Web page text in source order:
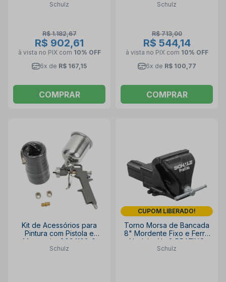
Schulz
R$ 1.182,67
R$ 902,61
à vista no PIX com 10% OFF
6x de R$ 167,15
COMPRAR
Schulz
R$ 713,00
R$ 544,14
à vista no PIX com 10% OFF
6x de R$ 100,77
COMPRAR
Kit de Acessórios para
Pintura com Pistola e
Mangueira 809.1103-0
COMPACT KIT SCHULZ
Schulz
CUPOM LIBERADO!
Torno Morsa de Bancada
8" Mordente Fixo e Ferro
Nodular Nº 8 PRATIKO
SCHULZ
Schulz